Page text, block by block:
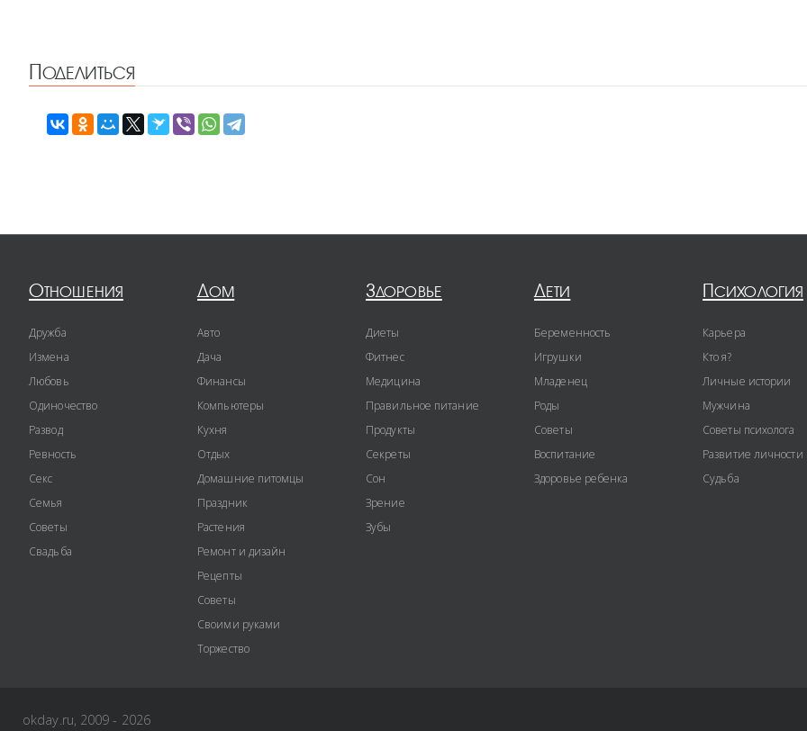
Поделиться
Отношения
Дружба
Измена
Любовь
Одиночество
Развод
Ревность
Секс
Семья
Советы
Свадьба
Дом
Авто
Дача
Финансы
Компьютеры
Кухня
Отдых
Домашние питомцы
Праздник
Растения
Ремонт и дизайн
Рецепты
Советы
Своими руками
Торжество
Здоровье
Диеты
Фитнес
Медицина
Правильное питание
Продукты
Секреты
Сон
Зрение
Зубы
Дети
Беременность
Игрушки
Младенец
Роды
Советы
Воспитание
Здоровье ребенка
Психология
Карьера
Кто я?
Личные истории
Мужчина
Советы психолога
Развитие личности
Судьба
okday.ru, 2009 - 2026